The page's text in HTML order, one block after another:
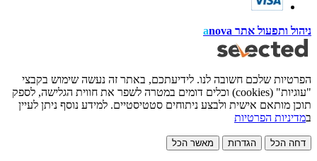
ניהול ותפעול אתר anova
הפרטיות שלכם חשובה לנו. לידיעתכם, באתר זה נעשה שימוש בקבצי
"עוגיות" (cookies) וכלים דומים במטרה לשפר את חווית הגלישה, לספק
תוכן מותאם אישית ולבצע ניתוחים סטטיסטיים. למידע נוסף ניתן לעיין
במדיניות הפרטיות
דחה הכל הגדרות מאשר הכל